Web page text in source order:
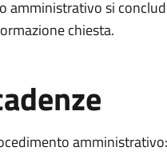
amministrativo si
chiesta.